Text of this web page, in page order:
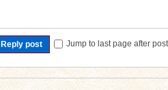
Reply post Jump to last page after